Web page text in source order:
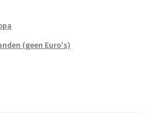
(geen Euro's)